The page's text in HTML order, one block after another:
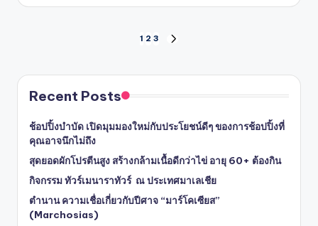
pagination
1 2 3
Recent Posts
ช้อปปิ้งบำบัด เปิดมุมมองใหม่กับประโยชน์ดีๆ ของการช้อปปิ้งที่
คุณอาจนึกไม่ถึง
สุดยอดผักโปรตีนสูง สร้างกล้ามเนื้อดีกว่าไข่ อายุ 60+ ต้องกิน
กิจกรรม ทัวร์เมนาราทัวร์ ณ ประเทศมาเลเชีย
ตำนาน ความเชื่อเกี่ยวกับปีศาจ “มาร์โคเซียส”
(Marchosias)